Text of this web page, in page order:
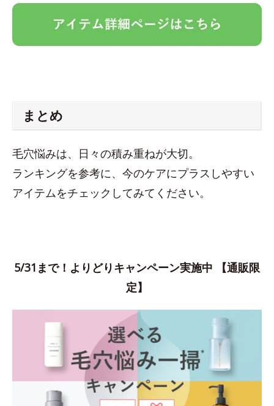
まとめ
毛穴悩みは、日々の積み重ねが大切。
ランキングを参考に、今のケアにプラスしやすい
アイテムをチェックしてみてください。
5/31まで！よりどりキャンペーン実施中 【通販限
定】